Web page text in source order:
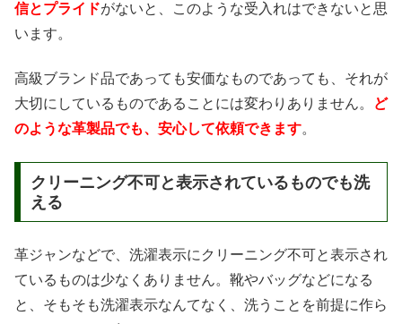
信とプライドがないと、このような受入れはできないと思
います。
高級ブランド品であっても安価なものであっても、それが
大切にしているものであることには変わりありません。
ど
のような革製品でも、安心して依頼できます。
クリーニング不可と表示されているものでも洗
える
革ジャンなどで、洗濯表示にクリーニング不可と表示され
ているものは少なくありません。靴やバッグなどになる
と、そもそも洗濯表示なんてなく、洗うことを前提に作ら